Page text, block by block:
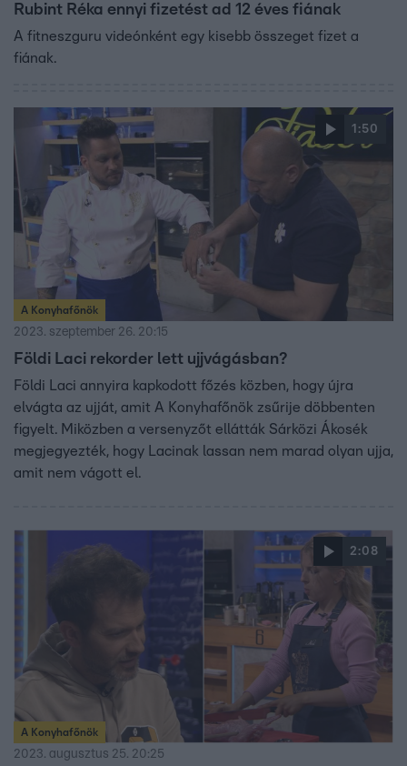
Rubint Réka ennyi fizetést ad 12 éves fiának
A fitneszguru videónként egy kisebb összeget fizet a
fiának.
1:50
A Konyhafőnök
2023. szeptember 26. 20:15
Földi Laci rekorder lett ujjvágásban?
Földi Laci annyira kapkodott főzés közben, hogy újra
elvágta az ujját, amit A Konyhafőnök zsűrije döbbenten
figyelt. Miközben a versenyzőt ellátták Sárközi Ákosék
megjegyezték, hogy Lacinak lassan nem marad olyan ujja,
amit nem vágott el.
2:08
A Konyhafőnök
2023. augusztus 25. 20:25